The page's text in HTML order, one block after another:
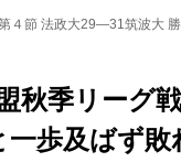
４節 法政大29—31筑波大
秋季リーグ
歩及ばず敗